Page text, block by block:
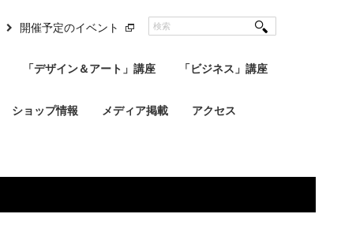
「デザイン＆アート」講座 「ビジネス」講座
ショップ情報 メディア掲載 アクセス
開催予定のイベント